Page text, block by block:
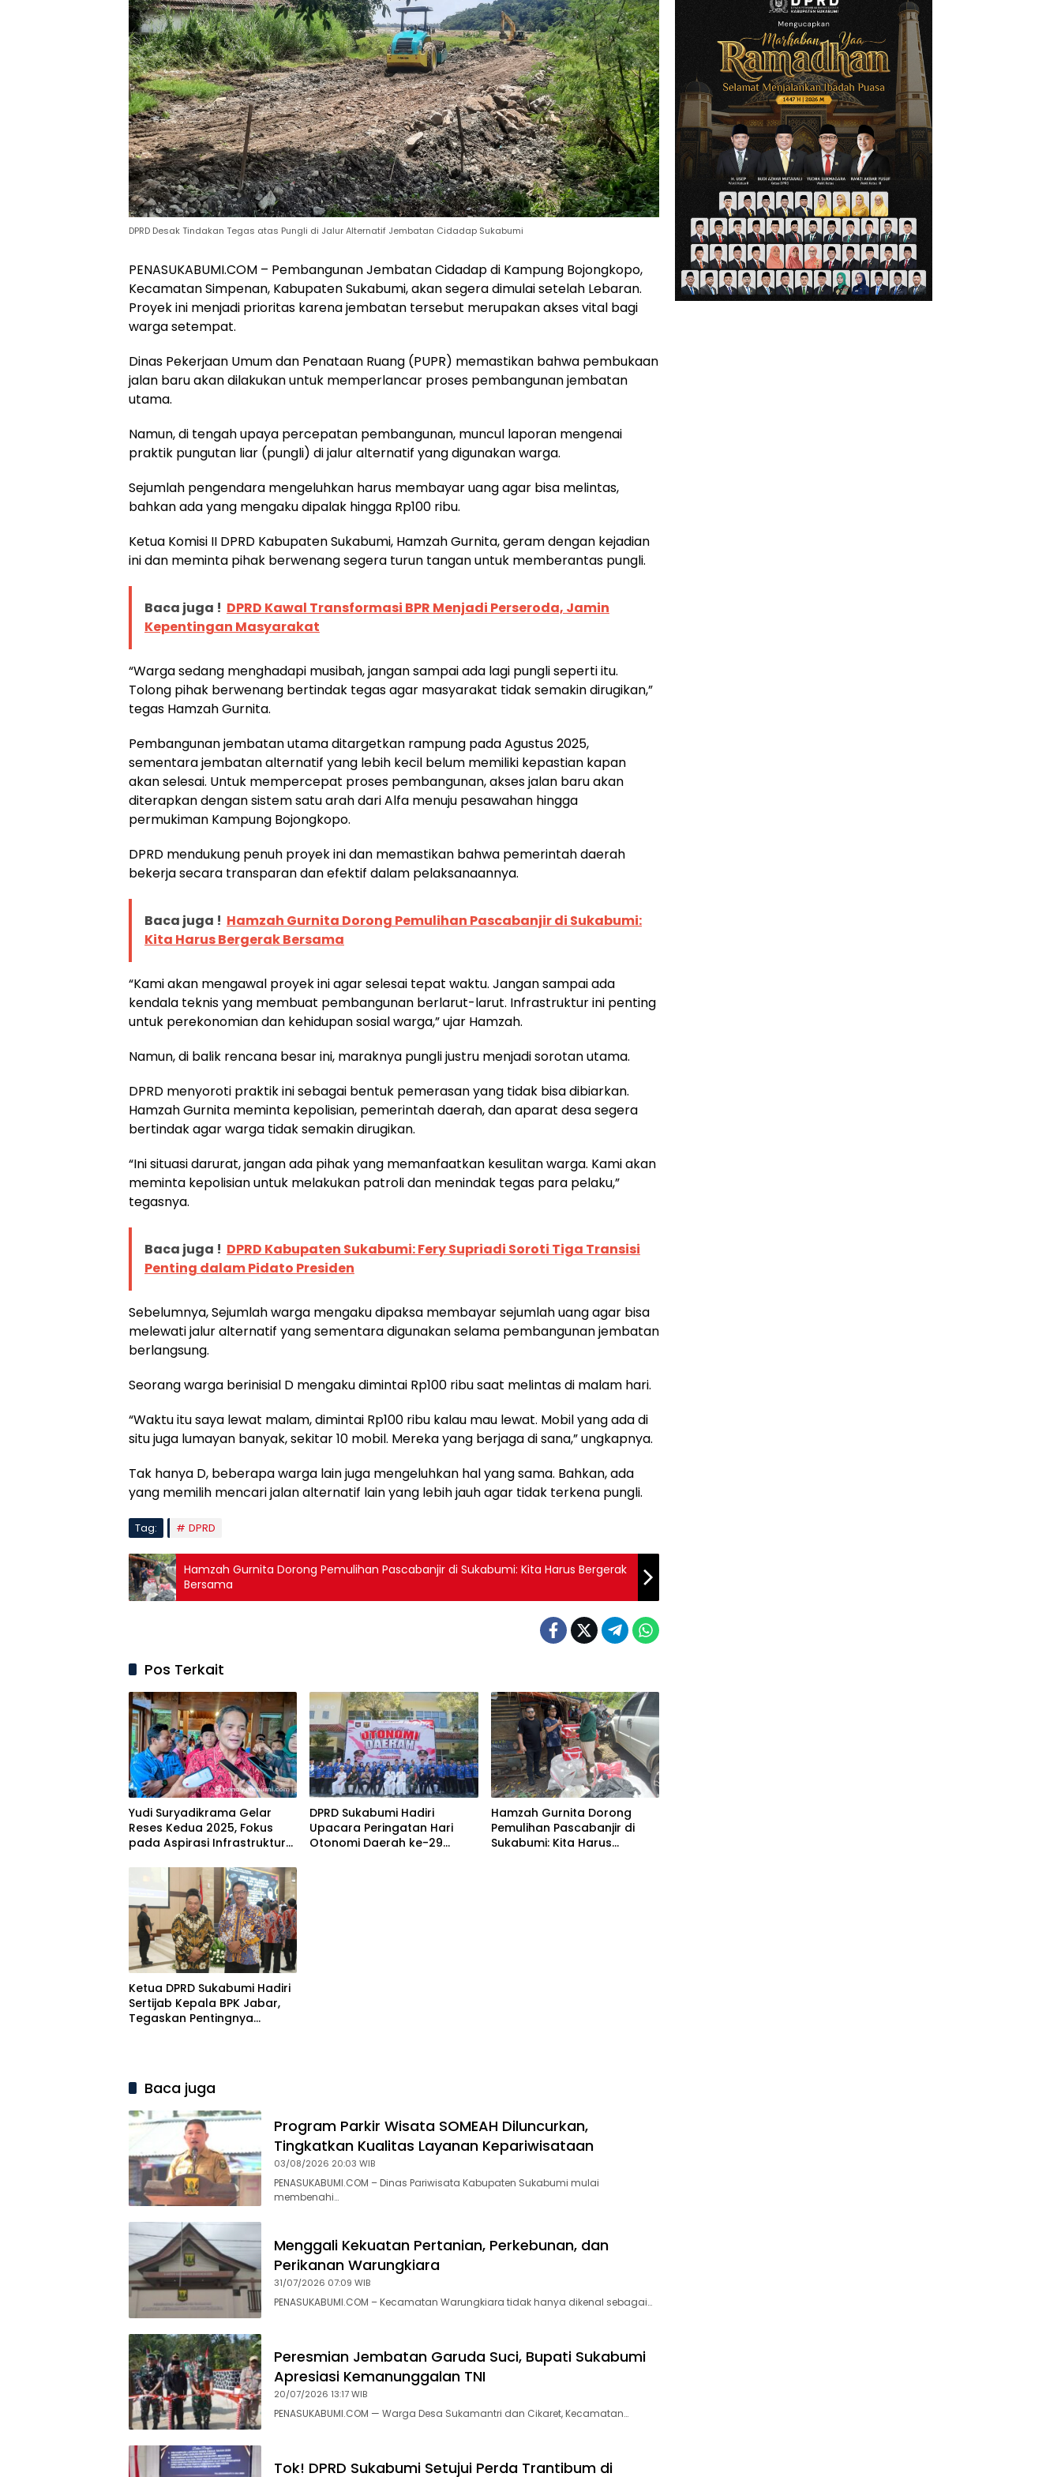
DPRD Desak Tindakan Tegas atas Pungli di Jalur Alternatif Jembatan Cidadap Sukabumi
PENASUKABUMI.COM – Pembangunan Jembatan Cidadap di Kampung Bojongkopo,
Kecamatan Simpenan, Kabupaten Sukabumi, akan segera dimulai setelah Lebaran.
Proyek ini menjadi prioritas karena jembatan tersebut merupakan akses vital bagi
warga setempat.
Dinas Pekerjaan Umum dan Penataan Ruang (PUPR) memastikan bahwa pembukaan
jalan baru akan dilakukan untuk memperlancar proses pembangunan jembatan
utama.
Namun, di tengah upaya percepatan pembangunan, muncul laporan mengenai
praktik pungutan liar (pungli) di jalur alternatif yang digunakan warga.
Sejumlah pengendara mengeluhkan harus membayar uang agar bisa melintas,
bahkan ada yang mengaku dipalak hingga Rp100 ribu.
Ketua Komisi II DPRD Kabupaten Sukabumi, Hamzah Gurnita, geram dengan kejadian
ini dan meminta pihak berwenang segera turun tangan untuk memberantas pungli.
Baca juga ! DPRD Kawal Transformasi BPR Menjadi Perseroda, Jamin
Kepentingan Masyarakat
“Warga sedang menghadapi musibah, jangan sampai ada lagi pungli seperti itu.
Tolong pihak berwenang bertindak tegas agar masyarakat tidak semakin dirugikan,”
tegas Hamzah Gurnita.
Pembangunan jembatan utama ditargetkan rampung pada Agustus 2025,
sementara jembatan alternatif yang lebih kecil belum memiliki kepastian kapan
akan selesai. Untuk mempercepat proses pembangunan, akses jalan baru akan
diterapkan dengan sistem satu arah dari Alfa menuju pesawahan hingga
permukiman Kampung Bojongkopo.
DPRD mendukung penuh proyek ini dan memastikan bahwa pemerintah daerah
bekerja secara transparan dan efektif dalam pelaksanaannya.
Baca juga ! Hamzah Gurnita Dorong Pemulihan Pascabanjir di Sukabumi:
Kita Harus Bergerak Bersama
“Kami akan mengawal proyek ini agar selesai tepat waktu. Jangan sampai ada
kendala teknis yang membuat pembangunan berlarut-larut. Infrastruktur ini penting
untuk perekonomian dan kehidupan sosial warga,” ujar Hamzah.
Namun, di balik rencana besar ini, maraknya pungli justru menjadi sorotan utama.
DPRD menyoroti praktik ini sebagai bentuk pemerasan yang tidak bisa dibiarkan.
Hamzah Gurnita meminta kepolisian, pemerintah daerah, dan aparat desa segera
bertindak agar warga tidak semakin dirugikan.
“Ini situasi darurat, jangan ada pihak yang memanfaatkan kesulitan warga. Kami akan
meminta kepolisian untuk melakukan patroli dan menindak tegas para pelaku,”
tegasnya.
Baca juga ! DPRD Kabupaten Sukabumi: Fery Supriadi Soroti Tiga Transisi
Penting dalam Pidato Presiden
Sebelumnya, Sejumlah warga mengaku dipaksa membayar sejumlah uang agar bisa
melewati jalur alternatif yang sementara digunakan selama pembangunan jembatan
berlangsung.
Seorang warga berinisial D mengaku dimintai Rp100 ribu saat melintas di malam hari.
“Waktu itu saya lewat malam, dimintai Rp100 ribu kalau mau lewat. Mobil yang ada di
situ juga lumayan banyak, sekitar 10 mobil. Mereka yang berjaga di sana,” ungkapnya.
Tak hanya D, beberapa warga lain juga mengeluhkan hal yang sama. Bahkan, ada
yang memilih mencari jalan alternatif lain yang lebih jauh agar tidak terkena pungli.
Tag: DPRD
Hamzah Gurnita Dorong Pemulihan Pascabanjir di Sukabumi: Kita Harus Bergerak
Bersama
Pos Terkait
Yudi Suryadikrama Gelar
Reses Kedua 2025, Fokus
pada Aspirasi Infrastruktur
DPRD Sukabumi Hadiri
Upacara Peringatan Hari
Otonomi Daerah ke-29
Hamzah Gurnita Dorong
Pemulihan Pascabanjir di
Sukabumi: Kita Harus
Ketua DPRD Sukabumi Hadiri
Sertijab Kepala BPK Jabar,
Tegaskan Pentingnya
Baca juga
Program Parkir Wisata SOMEAH Diluncurkan,
Tingkatkan Kualitas Layanan Kepariwisataan
03/08/2026 20:03 WIB
PENASUKABUMI.COM – Dinas Pariwisata Kabupaten Sukabumi mulai
membenahi…
Menggali Kekuatan Pertanian, Perkebunan, dan
Perikanan Warungkiara
31/07/2026 07:09 WIB
PENASUKABUMI.COM – Kecamatan Warungkiara tidak hanya dikenal sebagai…
Peresmian Jembatan Garuda Suci, Bupati Sukabumi
Apresiasi Kemanunggalan TNI
20/07/2026 13:17 WIB
PENASUKABUMI.COM — Warga Desa Sukamantri dan Cikaret, Kecamatan…
Tok! DPRD Sukabumi Setujui Perda Trantibum di